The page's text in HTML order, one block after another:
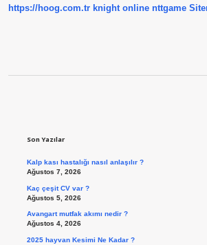
https://hoog.com.tr knight online nttgame
Son Yazılar
Kalp kası hastalığı nasıl anlaşılır ?
Ağustos 7, 2026
Kaç çeşit CV var ?
Ağustos 5, 2026
Avangart mutfak akımı nedir ?
Ağustos 4, 2026
2025 hayvan Kesimi Ne Kadar ?